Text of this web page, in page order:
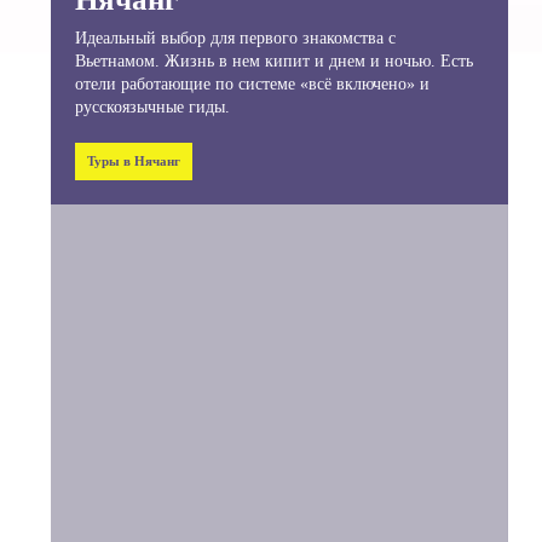
Идеальный выбор для первого знакомства с
Вьетнамом. Жизнь в нем кипит и днем и ночью. Есть
отели работающие по системе «всё включено» и
русскоязычные гиды.
Туры в Нячанг